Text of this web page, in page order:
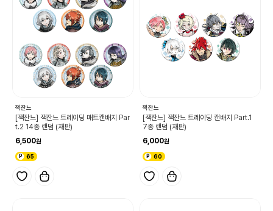
잭잔느
[잭잔느] 잭잔느 트레이딩 매트캔배지 Par
t.2 14종 랜덤 (재판)
6,500
65
잭잔느
[잭잔느] 잭잔느 트레이딩 캔배지 Part.1
7종 랜덤 (재판)
6,000
60